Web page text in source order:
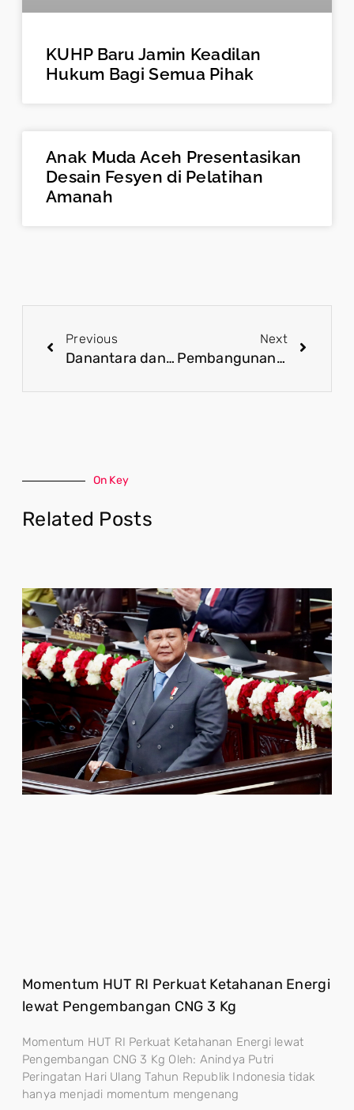
KUHP Baru Jamin Keadilan
Hukum Bagi Semua Pihak
Anak Muda Aceh Presentasikan
Desain Fesyen di Pelatihan
Amanah
Previous
Danantara dan Upaya Mengoptimalkan Aset Negara untuk Pertumbuhan Ekonomi
Next
Pembangunan Papua Bukti Nyata Keberpihakan Pemerintah kepada Masyarakat Adat
On Key
Related Posts
Momentum HUT RI Perkuat Ketahanan Energi
lewat Pengembangan CNG 3 Kg
Momentum HUT RI Perkuat Ketahanan Energi lewat
Pengembangan CNG 3 Kg Oleh: Anindya Putri
Peringatan Hari Ulang Tahun Republik Indonesia tidak
hanya menjadi momentum mengenang